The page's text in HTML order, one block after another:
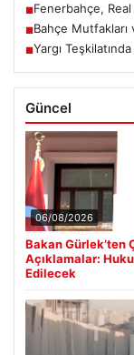
■Fenerbahçe, Real
■Bahçe
■Yargı
Güncel
06/08/2026
Bakan Gürlek’ten
Açıklamalar:
Edilecek